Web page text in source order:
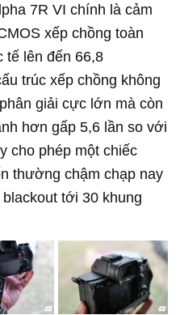
7R VI chính là cảm
xếp chồng toàn
tế lên đến 66,8
trúc xếp chồng không
giải cực lớn mà còn
hơn gấp 5,6 lần so với
cho phép một chiếc
thường chậm chạp nay
tới 30 khung